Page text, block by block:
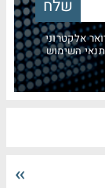
אלקטרוני